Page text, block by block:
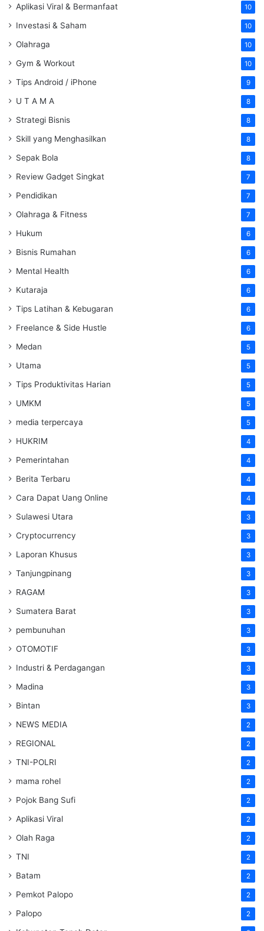
Aplikasi Viral & Bermanfaat 10
Investasi & Saham 10
Olahraga 10
Gym & Workout 10
Tips Android / iPhone 9
U T A M A 8
Strategi Bisnis 8
Skill yang Menghasilkan 8
Sepak Bola 8
Review Gadget Singkat 7
Pendidikan 7
Olahraga & Fitness 7
Hukum 6
Bisnis Rumahan 6
Mental Health 6
Kutaraja 6
Tips Latihan & Kebugaran 6
Freelance & Side Hustle 6
Medan 5
Utama 5
Tips Produktivitas Harian 5
UMKM 5
media terpercaya 5
HUKRIM 4
Pemerintahan 4
Berita Terbaru 4
Cara Dapat Uang Online 4
Sulawesi Utara 3
Cryptocurrency 3
Laporan Khusus 3
Tanjungpinang 3
RAGAM 3
Sumatera Barat 3
pembunuhan 3
OTOMOTIF 3
Industri & Perdagangan 3
Madina 3
Bintan 3
NEWS MEDIA 2
REGIONAL 2
TNI-POLRI 2
mama rohel 2
Pojok Bang Sufi 2
Aplikasi Viral 2
Olah Raga 2
TNI 2
Batam 2
Pemkot Palopo 2
Palopo 2